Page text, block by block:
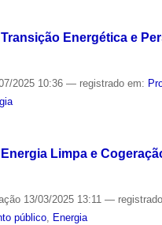
Energética e
2025 10:36— registrado em:
Limpa e
13/03/2025 13:11—
público, Energia